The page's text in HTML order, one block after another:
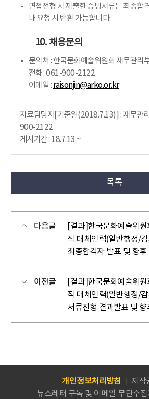
면접전형 시 제출한 증빙서류는 최종합
내 요청 시 반환 가능합니다.
10. 채용문의
문의처 : 한국문화예술위원회 재무관리
전화 : 061-900-2122
이메일 : raisonjin@arko.or.kr
자료담당자[기준일(2018.7.13)] : 재무관
900-2122
게시기간 : 18.7.13 ~
목록
다음글
[결과]한국문화예술위
직 대체인력(일반행정/
최종합격자 발표 및 향후
이전글
[결과]한국문화예술위
직 대체인력(일반행정/
서류전형 결과발표 및
개인정보처리방침
저작
뉴스레터 구독 및 이메일 무단수